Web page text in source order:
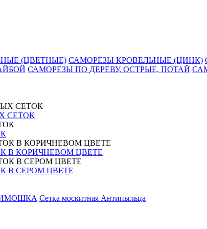
(ЦВЕТНЫЕ) САМОРЕЗЫ КРОВЕЛЬНЫЕ (ЦИНК)
САМОРЕЗЫ ПО ДЕРЕВУ, ОСТРЫЕ, ПОТАЙ
СЕТОК
В КОРИЧНЕВОМ ЦВЕТЕ
В СЕРОМ ЦВЕТЕ
Сетка москитная Антипыльца